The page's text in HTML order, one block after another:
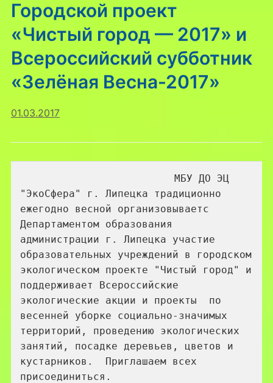
Городской проект
«Чистый город — 2017» и
Всероссийский субботник
«Зелёная Весна-2017»
01.03.2017
МБУ ДО ЭЦ
"ЭкоСфера" г. Липецка традиционно
ежегодно весной организовываетс
Департаментом образования
администрации г. Липецка участие
образовательных учреждений в городском
экологическом проекте "Чистый город" и
поддерживает Всероссийские
экологические акции и проекты  по
весенней уборке социально-значимых
территорий, проведению экологических
занятий, посадке деревьев, цветов и
кустарников.  Приглашаем всех
присоединиться.